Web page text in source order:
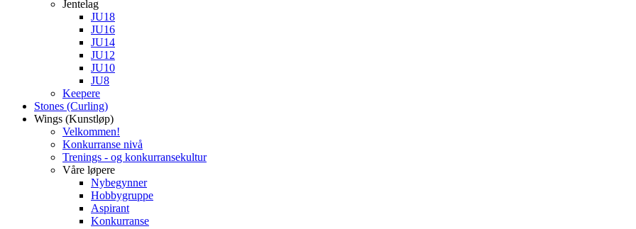
Jentelag
JU18
JU16
JU14
JU12
JU10
JU8
Keepere
Stones (Curling)
Wings (Kunstløp)
Velkommen!
Konkurranse nivå
Trenings - og konkurransekultur
Våre løpere
Nybegynner
Hobbygruppe
Aspirant
Konkurranse